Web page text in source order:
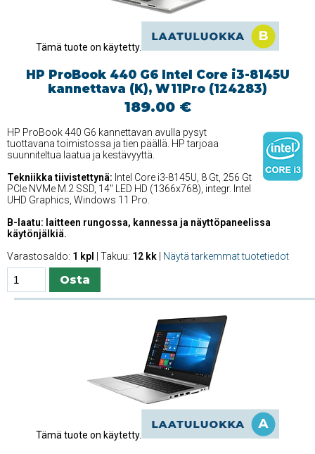
Tämä tuote on käytetty.
HP ProBook 440 G6 Intel Core i3-8145U
kannettava (K), W11Pro (124283)
189.00 €
HP ProBook 440 G6 kannettavan avulla pysyt
tuottavana toimistossa ja tien päällä. HP tarjoaa
suunniteltua laatua ja kestävyyttä.
Tekniikka tiivistettynä: Intel Core i3-8145U, 8 Gt, 256 Gt
PCIe NVMe M.2 SSD, 14'' LED HD (1366x768), integr. Intel
UHD Graphics, Windows 11 Pro.
B-laatu: laitteen rungossa, kannessa ja näyttöpaneelissa
käytönjälkiä.
Varastosaldo: 1 kpl | Takuu: 12 kk Näytä tarkemmat tuotetiedot
Tämä tuote on käytetty.